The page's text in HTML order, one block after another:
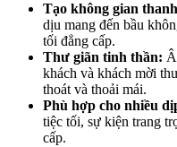
Tạo không gian
dịu mang đến bầu
tối đẳng cấp.
Thư giãn tinh thần:
khách và khách mời
thoát và thoải mái.
Phù hợp cho nhiều
tiệc tối, sự kiện trang
cấp.